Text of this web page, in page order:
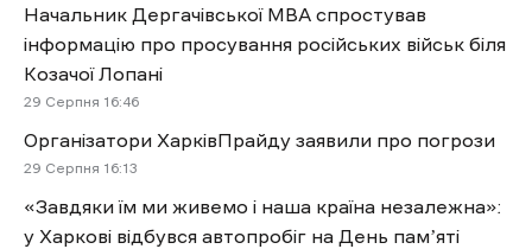
Начальник Дергачівської МВА спростував
інформацію про просування російських військ біля
Козачої Лопані
29 Cерпня 16:46
Організатори ХарківПрайду заявили про погрози
29 Cерпня 16:13
«Завдяки їм ми живемо і наша країна незалежна»:
у Харкові відбувся автопробіг на День памʼяті